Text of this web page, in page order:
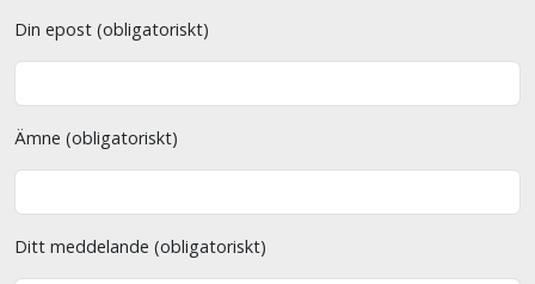
Din epost (obligatoriskt)
Ämne (obligatoriskt)
Ditt meddelande (obligatoriskt)